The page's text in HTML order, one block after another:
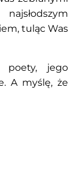
tuląc Was
poety, jego
A myślę, że